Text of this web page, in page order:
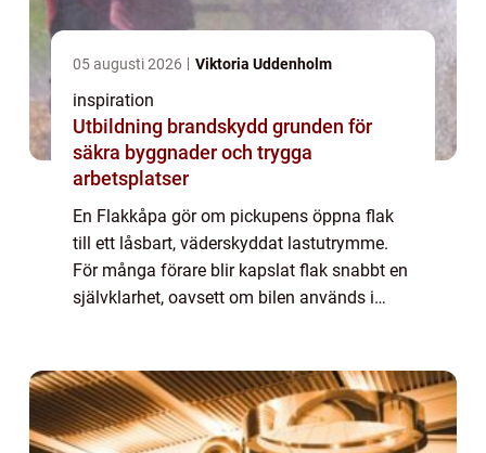
05 augusti 2026 Viktoria Uddenholm
inspiration
Utbildning brandskydd grunden för
säkra byggnader och trygga
arbetsplatser
En Flakkåpa gör om pickupens öppna flak
till ett låsbart, väderskyddat lastutrymme.
För många förare blir kapslat flak snabbt en
självklarhet, oavsett om bilen används i